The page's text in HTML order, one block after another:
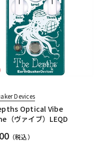
Devices
Optical Vibe
（ヴァイブ）LEQD
（税込）